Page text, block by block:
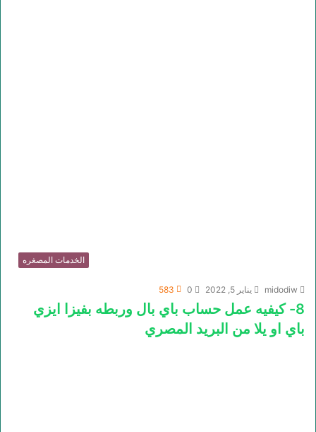
الخدمات المصغره
midodiw يناير 5, 2022 0
583
8- كيفيه عمل حساب باي بال وربطه بفيزا ايزي
باي او يلا من البريد المصري